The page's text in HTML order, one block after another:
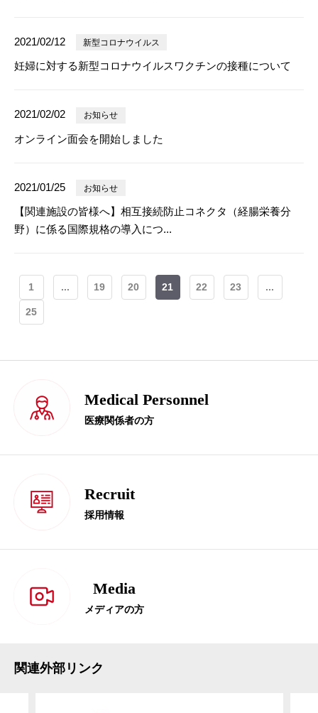
2021/02/12 新型コロナウイルス
妊婦に対する新型コロナウイルスワクチンの接種について
2021/02/02 お知らせ
オンライン面会を開始しました
2021/01/25 お知らせ
【関連施設の皆様へ】相互接続防止コネクタ（経腸栄養分
野）に係る国際規格の導入につ...
1 ... 19 20 21 22 23 ...
25
Medical Personnel
医療関係者の方
Recruit
採用情報
Media
メディアの方
関連外部リンク